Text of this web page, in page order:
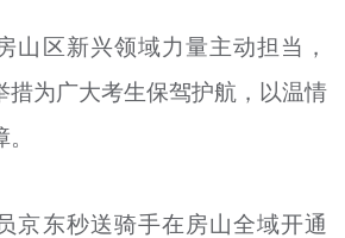
+
建设
山区新兴领域力量主动担当，
措为广大考生保驾护航，以温情
京东秒送骑手在房山全域开通